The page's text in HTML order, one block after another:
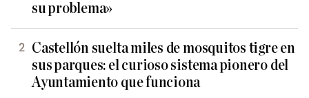
su problema»
Castellón suelta miles de mosquitos tigre en
sus parques: el curioso sistema pionero del
Ayuntamiento que funciona